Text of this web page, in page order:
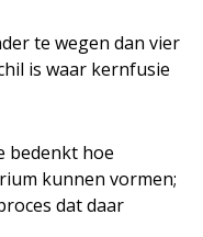
te wegen dan vier
is waar kernfusie
bedenkt hoe
kunnen vormen;
dat daar